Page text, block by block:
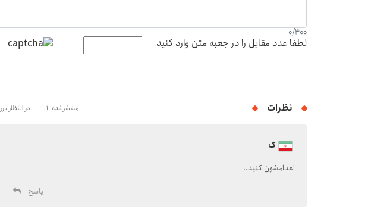
0/400
لطفا عدد مقابل را در جعبه متن وارد کنید
نظرات منتشرشده: 1 در انتظار
گ
اعدامشون کنید..
پاسخ